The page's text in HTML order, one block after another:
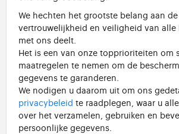
We hechten het grootste belang aan de
vertrouwelijkheid en veiligheid van
met ons deelt.
Het is een van onze topprioriteiten om
maatregelen te nemen om de
gegevens te garanderen.
We nodigen u daarom uit om ons
privacybeleid te raadplegen, waar u
over het verzamelen, gebruiken en
persoonlijke gegevens.